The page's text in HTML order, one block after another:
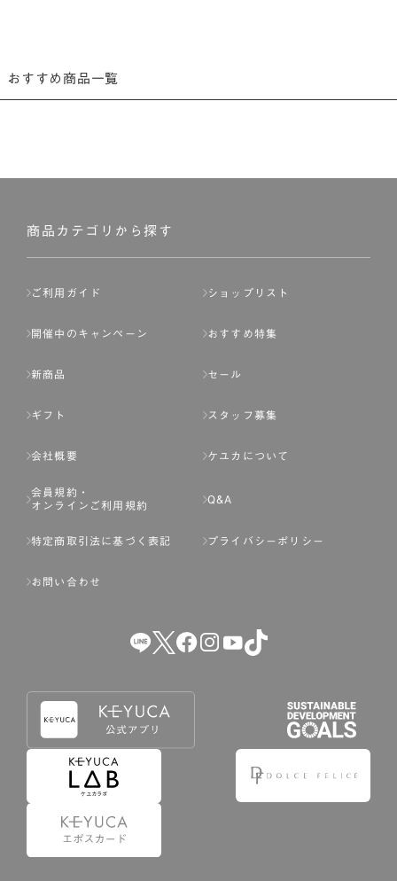
おすすめ商品一覧
商品カテゴリから探す
ご利用ガイド ショップリスト
開催中のキャンペーン おすすめ特集
新商品 セール
ギフト スタッフ募集
会社概要 ケユカについて
会員規約・
オンラインご利用規約
Q&A
特定商取引法に基づく表記 プライバシーポリシー
お問い合わせ